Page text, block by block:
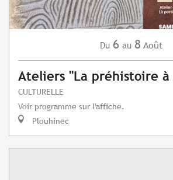
Du 6 au 8 Août
Ateliers "La préhistoire
CULTURELLE
Voir programme sur l'affiche.
Plouhinec